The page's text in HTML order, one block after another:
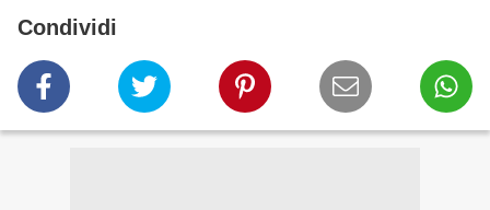
Condividi